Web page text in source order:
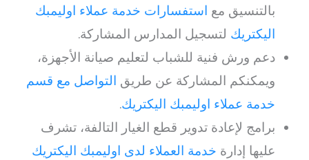
بالتنسيق مع استفسارات خدمة عملاء اوليمبك
اليكتريك لتسجيل المدارس المشاركة.
دعم ورش فنية للشباب لتعليم صيانة الأجهزة،
ويمكنكم المشاركة عن طريق التواصل مع قسم
خدمة عملاء اوليمبك اليكتريك.
برامج لإعادة تدوير قطع الغيار التالفة، تشرف
عليها إدارة خدمة العملاء لدى اوليمبك اليكتريك